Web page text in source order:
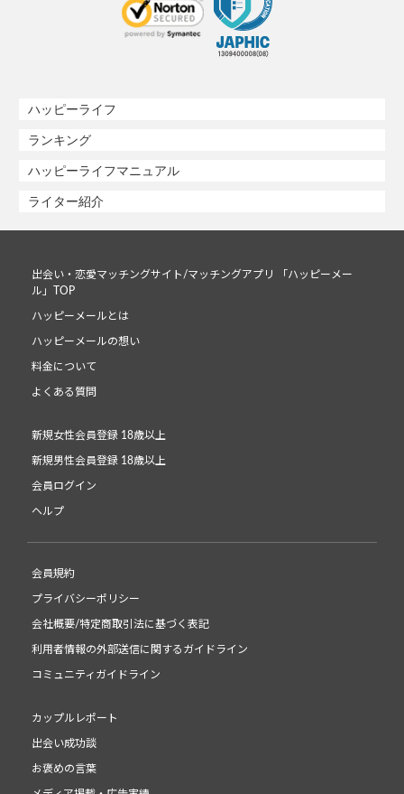
ハッピーライフ
ランキング
ハッピーライフマニュアル
ライター紹介
出会い・恋愛マッチングサイト/マッチングアプリ 「ハッピーメー
ル」TOP
ハッピーメールとは
ハッピーメールの想い
料金について
よくある質問
新規女性会員登録 18歳以上
新規男性会員登録 18歳以上
会員ログイン
ヘルプ
会員規約
プライバシーポリシー
会社概要/特定商取引法に基づく表記
利用者情報の外部送信に関するガイドライン
コミュニティガイドライン
カップルレポート
出会い成功談
お褒めの言葉